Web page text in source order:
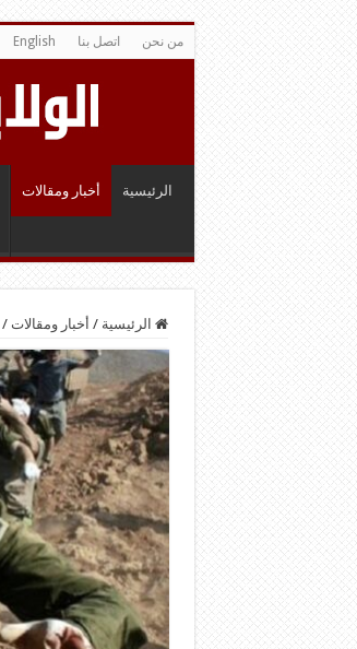
من نحن اتصل بنا English
الرئيسية أخبار ومقالات
الرئيسية / أخبار ومقالات /